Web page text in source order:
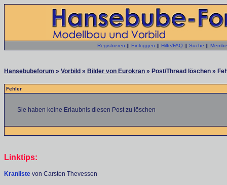
Registrieren || Einloggen || Hilfe/FAQ || Suche ||
Hansebubeforum » Vorbild » Bilder von Eurokran » Post/Thread löschen »
Fehler
Sie haben keine Erlaubnis diesen Post zu löschen
Linktips:
Kranliste von Carsten Thevessen